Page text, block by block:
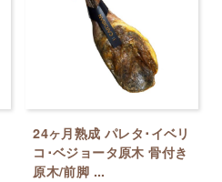
24ヶ月熟成 パレタ･イベリ
コ･ベジョータ原木 骨付き
原木/前脚 ...